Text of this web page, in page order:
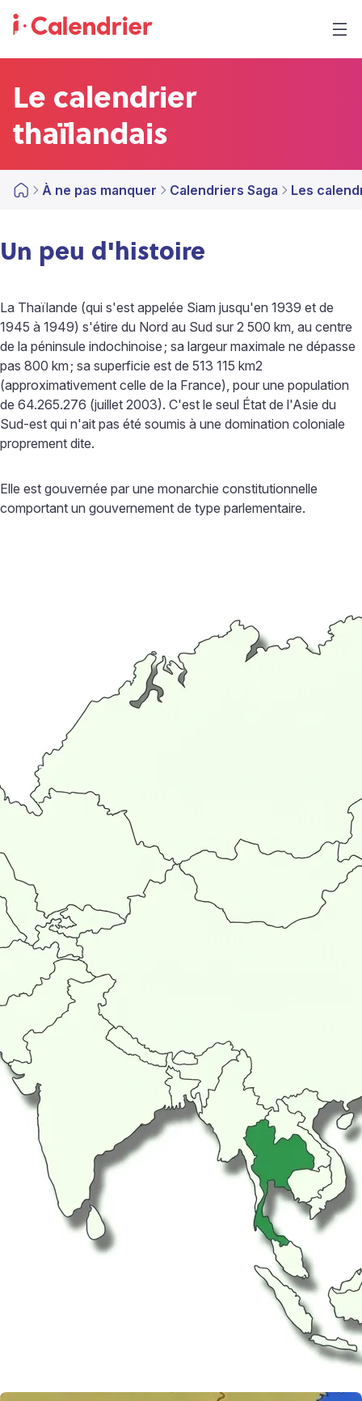
Le calendrier
thaïlandais
À ne pas manquer Calendriers Saga Les
Un peu d'histoire
La Thaïlande (qui s'est appelée Siam jusqu'en 1939 et de
1945 à 1949) s'étire du Nord au Sud sur 2 500 km, au centre
de la péninsule indochinoise ; sa largeur maximale ne dépasse
pas 800 km ; sa superficie est de 513 115 km2
(approximativement celle de la France), pour une population
de 64.265.276 (juillet 2003). C'est le seul État de l'Asie du
Sud-est qui n'ait pas été soumis à une domination coloniale
proprement dite.
Elle est gouvernée par une monarchie constitutionnelle
comportant un gouvernement de type parlementaire.